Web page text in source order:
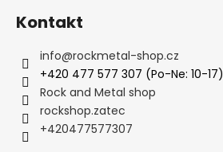
Kontakt
info@rockmetal-shop.cz
+420 477 577 307 (Po-Ne: 10-17)
Rock and Metal shop
rockshop.zatec
+420477577307